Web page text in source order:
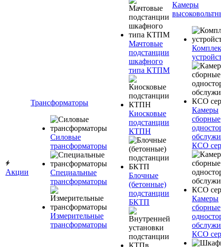
Акции
Трансформаторы
Силовые
трансформаторы
Специальные
трансформаторы
Измерительные
трансформаторы
Мачтовые
подстанции
шкафного
типа КТПМ
Киосковые
подстанции
КТПН
Блочные
(бетонные)
подстанции
БКТП
Камеры
Камеры
сборные
КСО
Камеры
сборные
КСО